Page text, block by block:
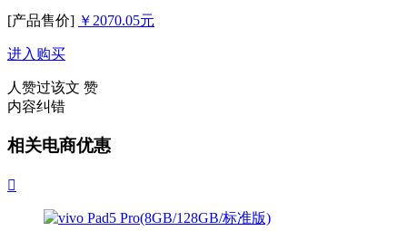
[产品售价] ￥2070.05元
进入购买
人赞过该文 赞
内容纠错
相关电商优惠
